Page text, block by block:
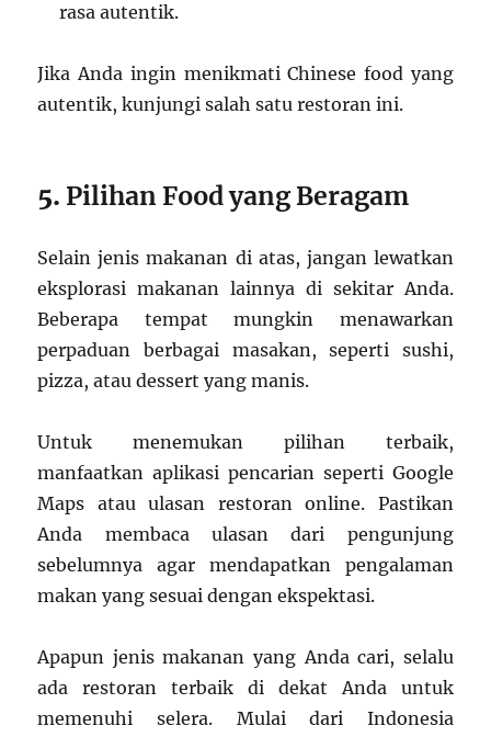
rasa autentik.
Jika Anda ingin menikmati Chinese food yang
autentik, kunjungi salah satu restoran ini.
5. Pilihan Food yang Beragam
Selain jenis makanan di atas, jangan lewatkan
eksplorasi makanan lainnya di sekitar Anda.
Beberapa tempat mungkin menawarkan
perpaduan berbagai masakan, seperti sushi,
pizza, atau dessert yang manis.
Untuk menemukan pilihan terbaik,
manfaatkan aplikasi pencarian seperti Google
Maps atau ulasan restoran online. Pastikan
Anda membaca ulasan dari pengunjung
sebelumnya agar mendapatkan pengalaman
makan yang sesuai dengan ekspektasi.
Apapun jenis makanan yang Anda cari, selalu
ada restoran terbaik di dekat Anda untuk
memenuhi selera. Mulai dari Indonesia